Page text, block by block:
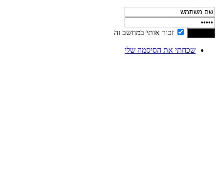
זכור אותי במחשב זה
שכחתי את הסיסמה שלי